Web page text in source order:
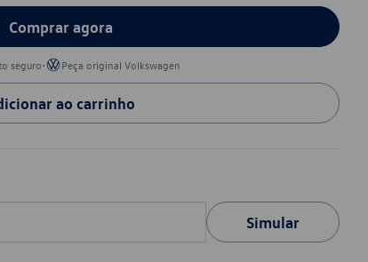
Comprar agora
seguro• Peça original Volkswagen
ao carrinho
Simular